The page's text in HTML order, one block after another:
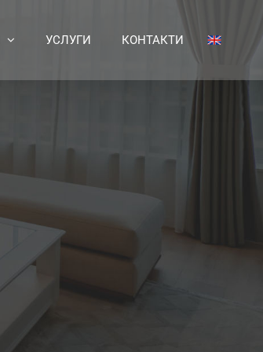
УСЛУГИ КОНТАКТИ